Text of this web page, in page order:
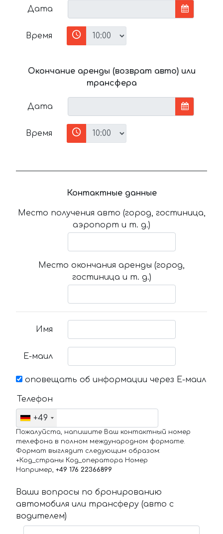
Дата
Время
Окончание аренды (возврат авто) или
трансфера
Дата
Время
Контактные данные
Место получения авто (город, гостиница,
аэропорт и т. д.)
Место окончания аренды (город,
гостиница и т. д.)
Имя
Е-маил
оповещать об информации через Е-маил
Телефон
+49
Пожалуйста, напишите Ваш контактный номер
телефона в полном международном формате.
Формат выглядит следующим образом:
+Код_страны Код_оператора Номер
Например, +49 176 22366899
Ваши вопросы по бронированию
автомобиля или трансферу (авто с
водителем)